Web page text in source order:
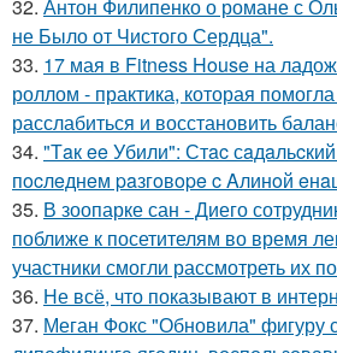
32. Антон Филипенко о романе с
не Было от Чистого Сердца".
33. 17 мая в Fitness House на
роллом - практика, которая
расслабиться и восстановить
34. "Тaк ee Убили": Стac
пocлeднeм paзгoвope c Aлинoй
35. В зоопарке сан - Диего
поближе к посетителям во время
участники смогли рассмотреть их
36. Не всё, что показывают в
37. Меган Фокс "Обновила" фигуру